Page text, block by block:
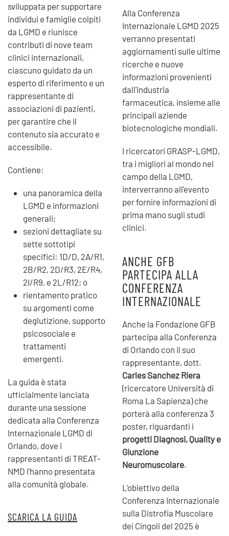
sviluppata per supportare
individui e famiglie colpiti
da LGMD e riunisce
contributi di nove team
clinici internazionali,
ciascuno guidato da un
esperto di riferimento e un
rappresentante di
associazioni di pazienti,
per garantire che il
contenuto sia accurato e
accessibile.
Contiene:
una panoramica della
LGMD e informazioni
generali;
sezioni dettagliate su
sette sottotipi
specifici: 1D/D, 2A/R1,
2B/R2, 2D/R3, 2E/R4,
2I/R9, e 2L/R12; o
rientamento pratico
su argomenti come
deglutizione, supporto
psicosociale e
trattamenti
emergenti.
La guida è stata
ufficialmente lanciata
durante una sessione
dedicata alla Conferenza
Internazionale LGMD di
Orlando, dove i
rappresentanti di TREAT-
NMD l'hanno presentata
alla comunità globale.
SCARICA LA GUIDA
Alla Conferenza
Internazionale LGMD 2025
verranno presentati
aggiornamenti sulle ultime
ricerche e nuove
informazioni provenienti
dall'industria
farmaceutica, insieme alle
principali aziende
biotecnologiche mondiali.
I ricercatori GRASP-LGMD,
tra i migliori al mondo nel
campo della LGMD,
interverranno all'evento
per fornire informazioni di
prima mano sugli studi
clinici.
ANCHE GFB
PARTECIPA ALLA
CONFERENZA
INTERNAZIONALE
Anche la Fondazione GFB
partecipa alla Conferenza
di Orlando con il suo
rappresentante, dott.
Carles Sanchez Riera
(ricercatore Università di
Roma La Sapienza) che
porterà alla conferenza 3
poster, riguardanti i
progetti Diagnosi, Quality e
Giunzione
Neuromuscolare.
L'obiettivo della
Conferenza Internazionale
sulla Distrofia Muscolare
dei Cingoli del 2025 è